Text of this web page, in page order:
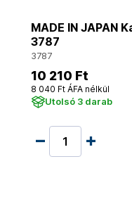
MADE IN JAPAN
3787
3787
10 210 Ft
8 040 Ft ÁFA nélkül
Utolsó 3 darab